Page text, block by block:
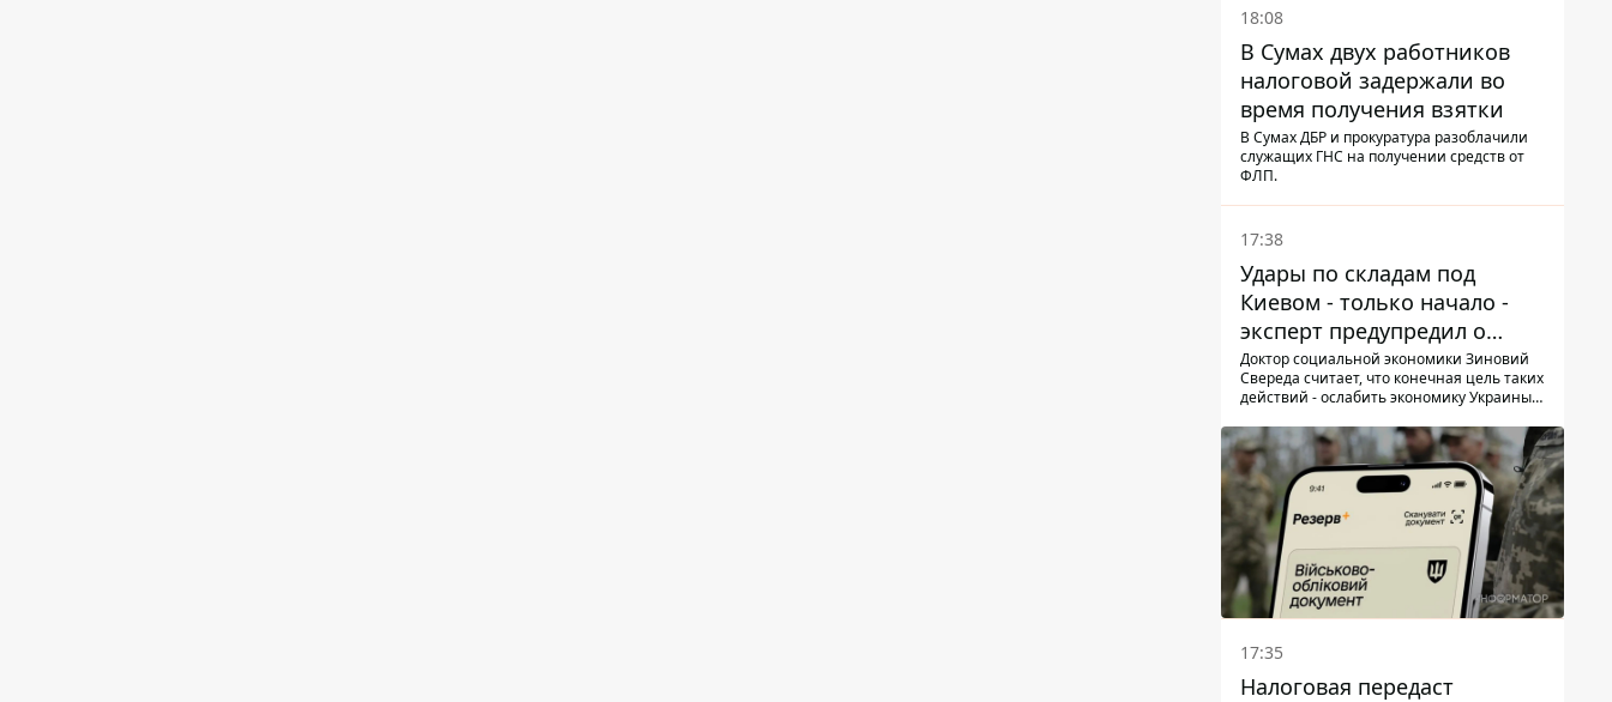
18:08
В Сумах двух работников
налоговой задержали во
время получения взятки
В Сумах ДБР и прокуратура разоблачили
служащих ГНС на получении средств от
ФЛП.
17:38
Удары по складам под
Киевом - только начало -
эксперт предупредил о
новой угрозе
Доктор социальной экономики Зиновий
Свереда считает, что конечная цель таких
действий - ослабить экономику Украины и
регионы
17:35
Налоговая передаст